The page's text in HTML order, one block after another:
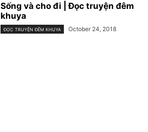
Sống và cho đi | Đọc truyện đêm
khuya
ĐỌC TRUYỆN ĐÊM KHUYA October 24, 2018